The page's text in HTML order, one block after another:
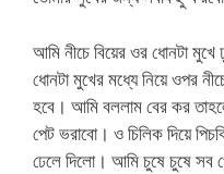
আমি নীচে বিয়ের ওর ধোনটা
ধোনটা মুখের মধ্যে নিয়ে ওপর
হবে। আমি বললাম বের কর
পেট ভরাবো। ও চিলিক দিয়ে
ঢেলে দিলো। আমি চুষে চুষে